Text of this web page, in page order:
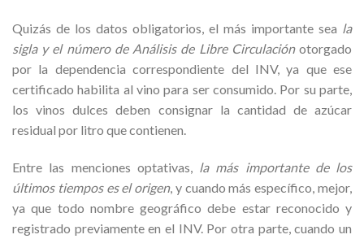
Quizás de los datos obligatorios, el más importante sea la
sigla y el número de Análisis de Libre Circulaciónotorgado
por la dependencia correspondiente del INV, ya que ese
certificado habilita al vino para ser consumido. Por su parte,
los vinos dulces deben consignar la cantidad de azúcar
residual por litro que contienen.
Entre las menciones optativas, la más importante de los
últimos tiempos es el origen, y cuando más específico, mejor,
ya que todo nombre geográfico debe estar reconocido y
registrado previamente en el INV. Por otra parte, cuando un